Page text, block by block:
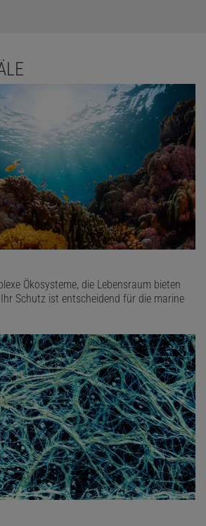
Ökosysteme, die Lebensraum bieten
Schutz ist entscheidend für die marine